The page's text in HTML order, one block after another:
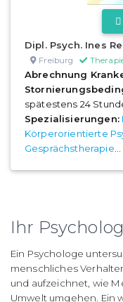
Dipl. Psych. Ines
Freiburg
Abrechnung
spätestens 24
Spezialisierungen:
Körperorientierte
Gesprächstherapie
Ihr
Ein Psychologe
menschliches
und aufzeichnet, wie
Umwelt umgehen. Ein